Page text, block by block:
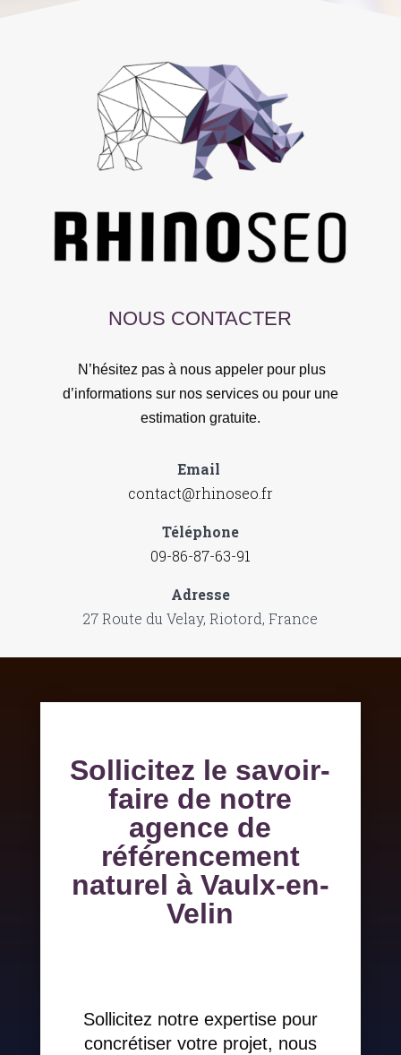
NOUS CONTACTER
N’hésitez pas à nous appeler pour plus
d’informations sur nos services ou pour une
estimation gratuite.
Email
contact@rhinoseo.fr
Téléphone
09-86-87-63-91
Adresse
27 Route du Velay, Riotord, France
Sollicitez le savoir-
faire de notre
agence de
référencement
naturel à Vaulx-en-
Velin
Sollicitez notre expertise pour
concrétiser votre projet, nous